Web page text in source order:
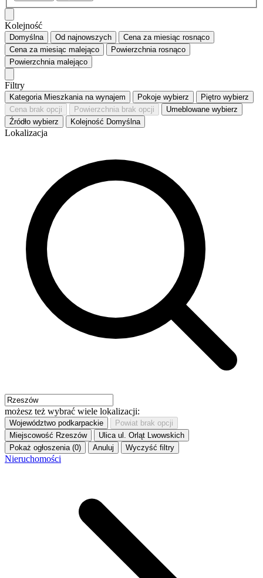
Kolejność
Domyślna Od najnowszych Cena za miesiąc rosnąco
Cena za miesiąc malejąco Powierzchnia rosnąco
Powierzchnia malejąco
Filtry
Kategoria Mieszkania na wynajem Pokoje wybierz Piętro wybierz
Cena brak opcji Powierzchnia brak opcji Umeblowane wybierz
Źródło wybierz Kolejność Domyślna
Lokalizacja
możesz też wybrać wiele lokalizacji:
Województwo podkarpackie Powiat brak opcji
Miejscowość Rzeszów Ulica ul. Orląt Lwowskich
Pokaż ogłoszenia (0)
Anuluj Wyczyść filtry
Nieruchomości